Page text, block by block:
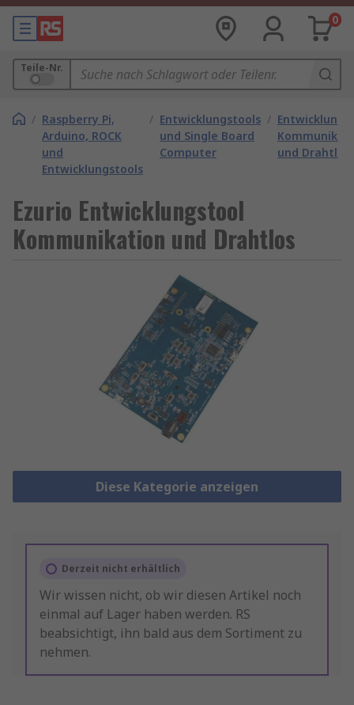
0
Teile-Nr.
/ Raspberry Pi,
Arduino, ROCK
und
Entwicklungstools
/ Entwicklungstools
und Single Board
Computer
/
und Drahtlos
Ezurio Entwicklungstool
Kommunikation und Drahtlos
Diese Kategorie anzeigen
Derzeit nicht erhältlich
Wir wissen nicht, ob wir diesen Artikel noch
einmal auf Lager haben werden. RS
beabsichtigt, ihn bald aus dem Sortiment zu
nehmen.